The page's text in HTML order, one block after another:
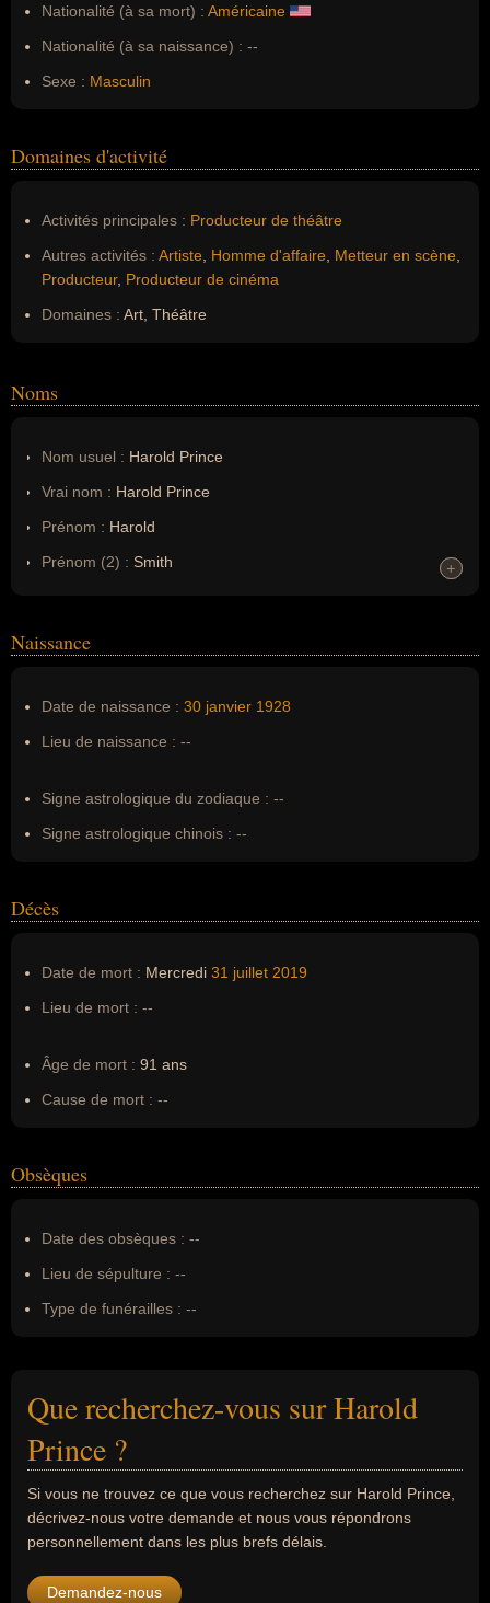
Nationalité (à sa mort) : Américaine
Nationalité (à sa naissance) : --
Sexe : Masculin
Domaines d'activité
Activités principales : Producteur de théâtre
Autres activités : Artiste Homme d'affaire Metteur en scène
Producteur, Producteur de cinéma
Domaines : Art, Théâtre
Noms
Nom usuel : Harold Prince
Vrai nom : Harold Prince
Prénom : Harold
Prénom (2) : Smith
Erreurs d'écriture : --
+
+
Naissance
Date de naissance : 30 janvier 1928
Lieu de naissance : --
Signe astrologique du zodiaque : --
Signe astrologique chinois : --
Décès
Date de mort : Mercredi 31 juillet 2019
Lieu de mort : --
Âge de mort : 91 ans
Cause de mort : --
Obsèques
Date des obsèques : --
Lieu de sépulture : --
Type de funérailles : --
Que recherchez-vous sur Harold
Prince ?
Si vous ne trouvez ce que vous recherchez sur Harold Prince,
décrivez-nous votre demande et nous vous répondrons
personnellement dans les plus brefs délais.
Demandez-nous